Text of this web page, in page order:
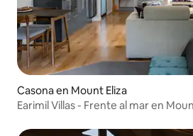
Casona en Mount Eliza
Earimil Villas - Frente al mar en